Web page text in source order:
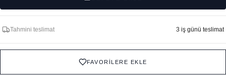
Tahmini teslimat 3 iş günü teslimat
FAVORİLERE EKLE